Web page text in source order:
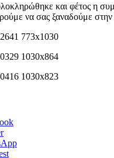
και φέτος η
να σας ξαναδούμε